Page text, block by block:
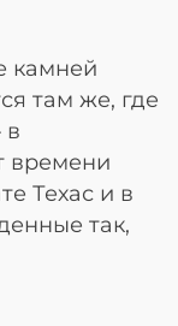
камней
там же, где
в
времени
Техас и в
так,